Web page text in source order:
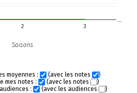
2 3
…
Saisons
moyennes : (avec les notes
)
mes notes :
(avec les notes
)
:
(avec les audiences )